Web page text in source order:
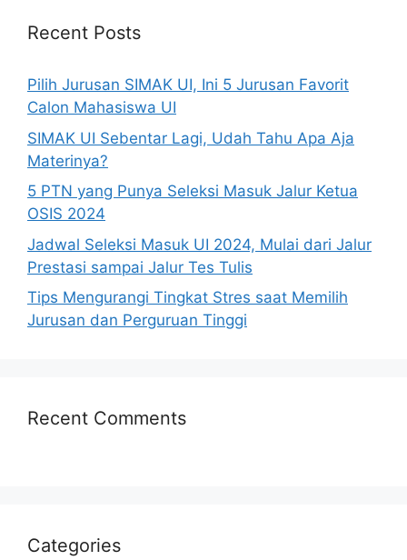
Recent Posts
Pilih Jurusan SIMAK UI, Ini 5 Jurusan Favorit
Calon Mahasiswa UI
SIMAK UI Sebentar Lagi, Udah Tahu Apa Aja
Materinya?
5 PTN yang Punya Seleksi Masuk Jalur Ketua
OSIS 2024
Jadwal Seleksi Masuk UI 2024, Mulai dari Jalur
Prestasi sampai Jalur Tes Tulis
Tips Mengurangi Tingkat Stres saat Memilih
Jurusan dan Perguruan Tinggi
Recent Comments
Categories